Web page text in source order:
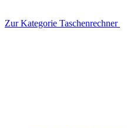
Zur Kategorie Taschenrechner